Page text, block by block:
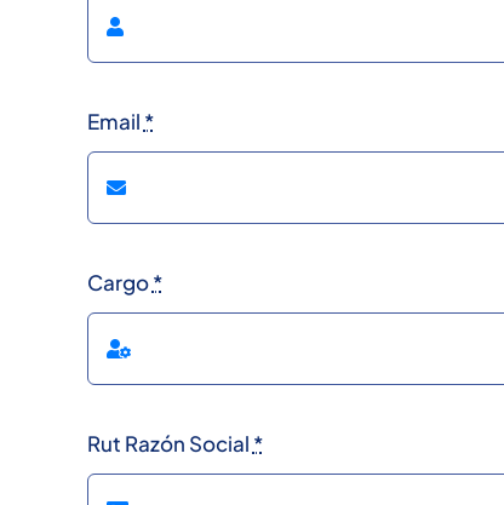
Email *
Cargo*
Rut Razón Social *